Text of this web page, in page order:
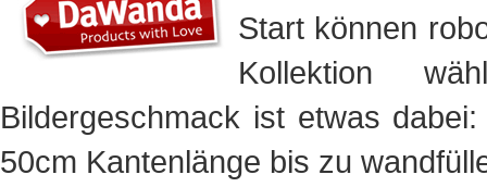
Start können
Kollektion
Bildergeschmack ist etwas
50cm Kantenlänge bis zu